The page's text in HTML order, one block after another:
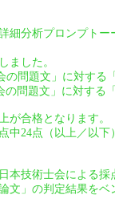
細分析プロンプト
ました。
問題文」に対する
問題文」に対する
が合格となります。
中24点（以上／以
本技術士会による
文」の判定結果を